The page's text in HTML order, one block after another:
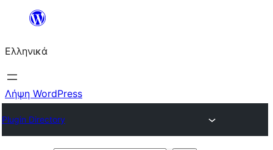
Μετάβαση
περιεχόμενο
Ελληνικά
Λήψη WordPress
Plugin Directory